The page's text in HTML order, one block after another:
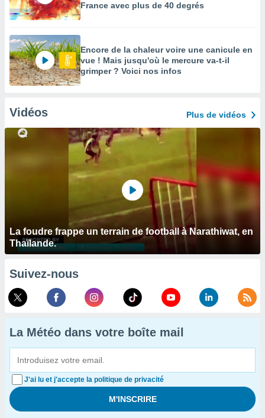
France avec plus de 40 degrés
Encore de la chaleur voire une canicule en
vue ! Mais jusqu'où le mercure va-t-il
grimper ? Voici nos infos
Vidéos Plus de vidéos
La foudre frappe un terrain de football à Narathiwat, en
Thaïlande.
Suivez-nous
La Météo dans votre boîte mail
J'ai lu et j'accepte la politique de privacité